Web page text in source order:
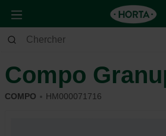
Jardin Jardin d’ornement
Compo
COMPO HM000071716